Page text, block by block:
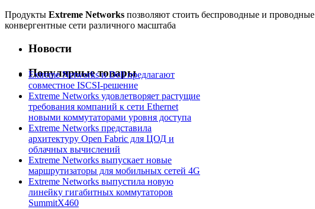
Продукты Extreme Networks позволяют стоить беспроводные и проводные
конвергентные сети различного масштаба
Новости
Популярные товары
Extreme Networks и Dell предлагают
совместное ISCSI-решение
Extreme Networks удовлетворяет растущие
требования компаний к сети Ethernet
новыми коммутаторами уровня доступа
Extreme Networks представила
архитектуру Open Fabric для ЦОД и
облачных вычислений
Extreme Networks выпускает новые
маршрутизаторы для мобильных сетей 4G
Extreme Networks выпустила новую
линейку гигабитных коммутаторов
SummitX460